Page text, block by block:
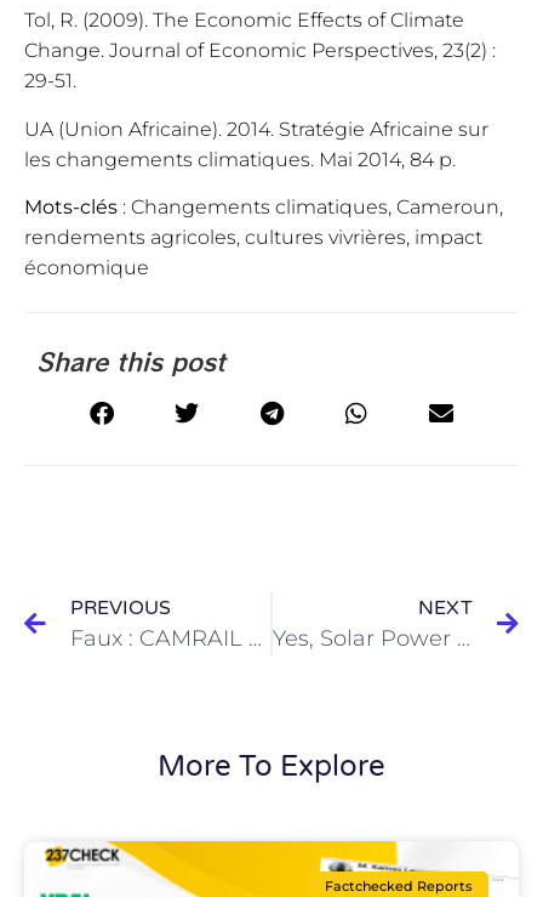
Tol, R. (2009). The Economic Effects of Climate
Change. Journal of Economic Perspectives, 23(2) :
29-51.
UA (Union Africaine). 2014. Stratégie Africaine sur
les changements climatiques. Mai 2014, 84 p.
Mots-clés : Changements climatiques, Cameroun,
rendements agricoles, cultures vivrières, impact
économique
Share this post
PREVIOUS
Faux : CAMRAIL n’a lancé aucun recrutement de 110 aides cheminots et de 90 contrôleurs
NEXT
Yes, Solar Power has a positive impact to counter climate change challenges: The case of community hospitals in Kupemuanenguba
More To Explore
Factchecked Reports